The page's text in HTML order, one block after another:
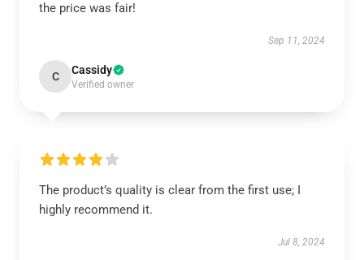
the price was fair!
Sep 11, 2024
C Cassidy
Verified owner
The product’s quality is clear from the first use; I
highly recommend it.
Jul 8, 2024